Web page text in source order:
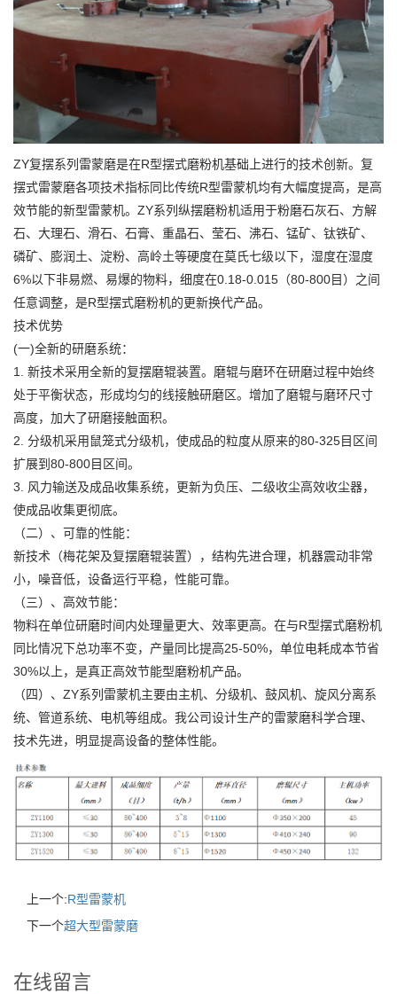
ZY复摆系列雷蒙磨是在R型摆式磨粉机基础上进行的技术创新。复
摆式雷蒙磨各项技术指标同比传统R型雷蒙机均有大幅度提高，是高
效节能的新型雷蒙机。ZY系列纵摆磨粉机适用于粉磨石灰石、方解
石、大理石、滑石、石膏、重晶石、莹石、沸石、锰矿、钛铁矿、
磷矿、膨润土、淀粉、高岭土等硬度在莫氏七级以下，湿度在湿度
6%以下非易燃、易爆的物料，细度在0.18-0.015（80-800目）之间
任意调整，是R型摆式磨粉机的更新换代产品。
技术优势
(一)全新的研磨系统：
1. 新技术采用全新的复摆磨辊装置。磨辊与磨环在研磨过程中始终
处于平衡状态，形成均匀的线接触研磨区。增加了磨辊与磨环尺寸
高度，加大了研磨接触面积。
2. 分级机采用鼠笼式分级机，使成品的粒度从原来的80-325目区间
扩展到80-800目区间。
3. 风力输送及成品收集系统，更新为负压、二级收尘高效收尘器，
使成品收集更彻底。
（二）、可靠的性能：
新技术（梅花架及复摆磨辊装置），结构先进合理，机器震动非常
小，噪音低，设备运行平稳，性能可靠。
（三）、高效节能：
物料在单位研磨时间内处理量更大、效率更高。在与R型摆式磨粉机
同比情况下总功率不变，产量同比提高25-50%，单位电耗成本节省
30%以上，是真正高效节能型磨粉机产品。
（四）、ZY系列雷蒙机主要由主机、分级机、鼓风机、旋风分离系
统、管道系统、电机等组成。我公司设计生产的雷蒙磨科学合理、
技术先进，明显提高设备的整体性能。
上一个:R型雷蒙机
下一个超大型雷蒙磨
在线留言